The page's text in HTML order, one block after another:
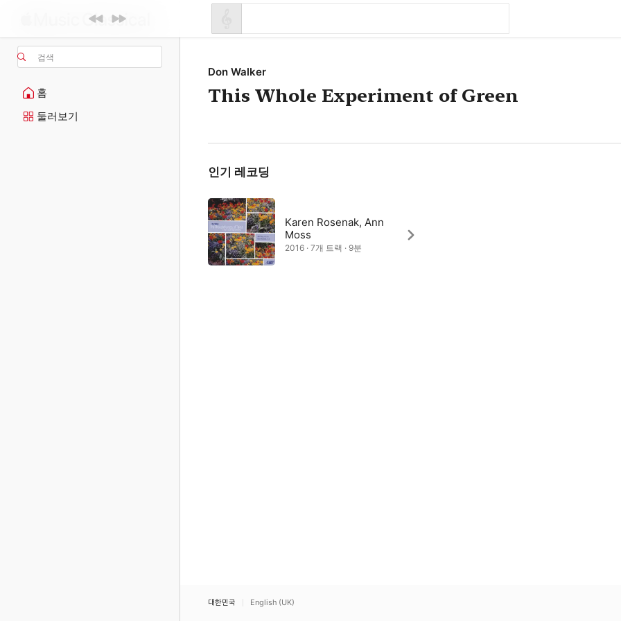
검색
홈
둘러보기
Don Walker
This Whole Experiment of Green
인기 레코딩
Karen Rosenak, Ann
Moss
2016 · 7개 트랙 · 9분
대한민국 English (UK)